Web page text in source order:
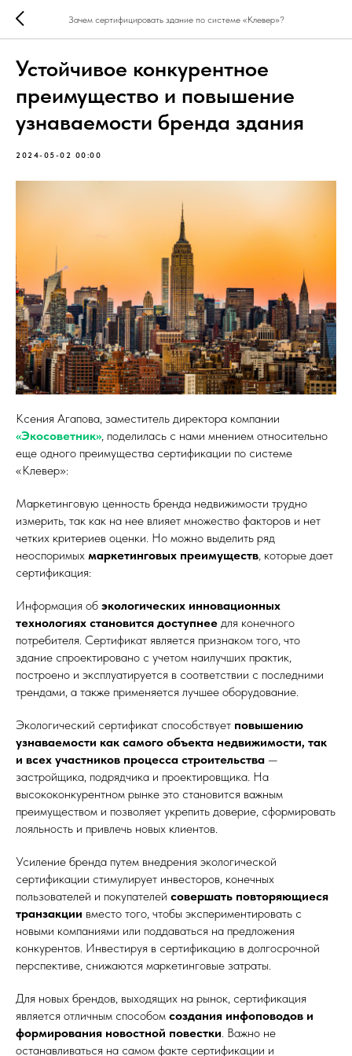
Зачем сертифицировать здание по системе «Клевер»?
Устойчивое конкурентное
преимущество и повышение
узнаваемости бренда здания
2024-05-02 00:00
Ксения Агапова, заместитель директора компании
«Экосоветник», поделилась с нами мнением относительно
еще одного преимущества сертификации по системе
«Клевер»:
Маркетинговую ценность бренда недвижимости трудно
измерить, так как на нее влияет множество факторов и нет
четких критериев оценки. Но можно выделить ряд
неоспоримых маркетинговых преимуществ, которые дает
сертификация:
Информация об экологических инновационных
технологиях становится доступнее для конечного
потребителя. Сертификат является признаком того, что
здание спроектировано с учетом наилучших практик,
построено и эксплуатируется в соответствии с последними
трендами, а также применяется лучшее оборудование.
Экологический сертификат способствует повышению
узнаваемости как самого объекта недвижимости, так
и всех участников процесса строительства —
застройщика, подрядчика и проектировщика. На
высококонкурентном рынке это становится важным
преимуществом и позволяет укрепить доверие, сформировать
лояльность и привлечь новых клиентов.
Усиление бренда путем внедрения экологической
сертификации стимулирует инвесторов, конечных
пользователей и покупателей совершать повторяющиеся
транзакции вместо того, чтобы экспериментировать с
новыми компаниями или поддаваться на предложения
конкурентов. Инвестируя в сертификацию в долгосрочной
перспективе, снижаются маркетинговые затраты.
Для новых брендов, выходящих на рынок, сертификация
является отличным способом создания инфоповодов и
формирования новостной повестки. Важно не
останавливаться на самом факте сертификации и